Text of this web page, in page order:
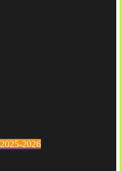
2025-2026